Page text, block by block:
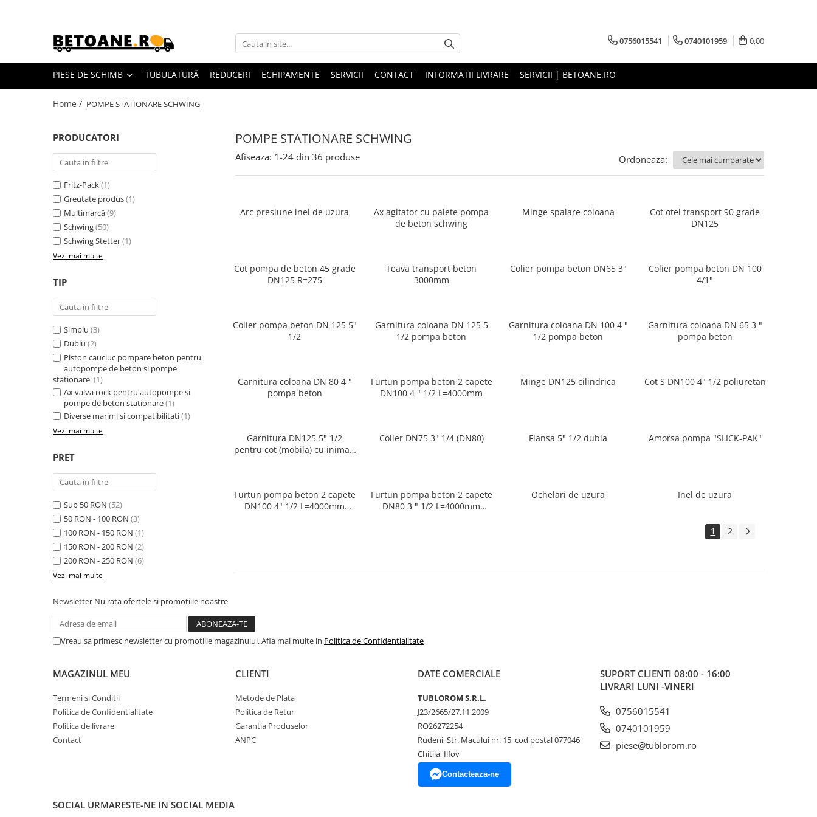
Piese de schimb
PIESE AUTOBETONIERE
AUTOBETONIERE STETTER
AUTOBETONIERE LIEBHERR
AUTOBETONIERE KARENA
AUTOBETONIERE INTERMIX
AUTOBETONIERE PUTZMEISTER
RECICLATOARE BETON STETTER
AUTOPOMPE SCHWING
POMPE STATIONARE SCHWING
PIESE MALAXOARE BHS-
SONTHOFEN
PIESE PUTZMEISTER
PIESE WAITZNGER
STATII DE BETOANE LIEBHERR
STATII DE BETOANE STETTER
0756015541 0740101959 0,00
PIESE DE SCHIMB TUBULATURĂ REDUCERI ECHIPAMENTE SERVICII CONTACT INFORMATII LIVRARE SERVICII | BETOANE.RO
Home / POMPE STATIONARE SCHWING
POMPE STATIONARE SCHWING
PRODUCATORI
Fritz-Pack(1)
Greutate produs(1)
Multimarcă(9)
Schwing(50)
Schwing Stetter(1)
Vezi mai multe
TIP
Simplu (3)
Dublu (2)
Piston cauciuc pompare beton pentru
autopompe de beton si pompe
stationare (1)
Ax valva rock pentru autopompe si
pompe de beton stationare(1)
Diverse marimi si compatibilitati(1)
Vezi mai multe
PRET
Sub 50 RON (52)
50 RON - 100 RON (3)
100 RON - 150 RON (1)
150 RON - 200 RON (2)
200 RON - 250 RON (6)
Vezi mai multe
Afiseaza: 1-24 din 36 produse Ordoneaza:
Arc presiune inel de uzura
Ax agitator cu palete pompa
de beton schwing
Minge spalare coloana
Cot otel transport 90 grade
DN125
Cot pompa de beton 45 grade
DN125 R=275
Teava transport beton
3000mm
Colier pompa beton DN65 3"
Colier pompa beton DN 100
4/1"
Colier pompa beton DN 125 5"
1/2
Garnitura coloana DN 125 5
1/2 pompa beton
Garnitura coloana DN 100 4 "
1/2 pompa beton
Garnitura coloana DN 65 3 "
pompa beton
Garnitura coloana DN 80 4 "
pompa beton
Furtun pompa beton 2 capete
DN100 4 " 1/2 L=4000mm
Minge DN125 cilindrica Cot S DN100 4" 1/2 poliuretan
Garnitura DN125 5" 1/2
pentru cot (mobila) cu inima -
Colier DN75 3" 1/4 (DN80) Flansa 5" 1/2 dubla Amorsa pompa "SLICK-PAK"
Furtun pompa beton 2 capete
DN100 4" 1/2 L=4000mm
Furtun pompa beton 2 capete
DN80 3 " 1/2 L=4000mm
Ochelari de uzura Inel de uzura
1 2
Newsletter Nu rata ofertele si promotiile noastre
Vreau sa primesc newsletter cu promotiile magazinului. Afla mai multe in Politica de Confidentialitate
MAGAZINUL MEU
Termeni si Conditii
Politica de Confidentialitate
Politica de livrare
Contact
CLIENTI
Metode de Plata
Politica de Retur
Garantia Produselor
ANPC
DATE COMERCIALE
TUBLOROM S.R.L.
J23/2665/27.11.2009
RO26272254
Rudeni, Str. Macului nr. 15, cod postal 077046
Chitila, Ilfov
Contacteaza-ne
SUPORT CLIENTI 08:00 - 16:00
LIVRARI LUNI -VINERI
0756015541
0740101959
piese@tublorom.ro
SOCIAL URMARESTE-NE IN SOCIAL MEDIA